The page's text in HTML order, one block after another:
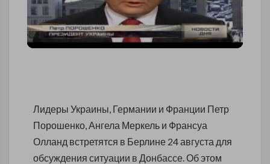
Лидеры Украины, Германии и Франции Петр
Порошенко, Ангела Меркель и Франсуа
Олланд встретятся в Берлине 24 августа для
обсуждения ситуации в Донбассе. Об этом